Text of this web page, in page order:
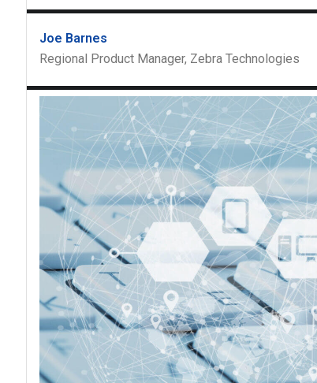
Joe Barnes
Regional Product Manager, Zebra Technologies